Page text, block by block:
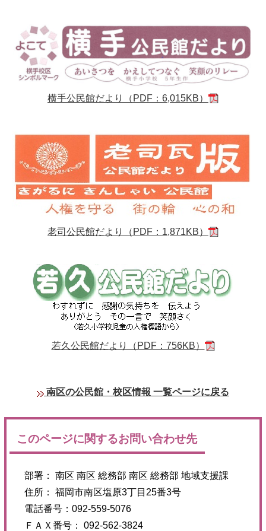
横手公民館だより（PDF：6,015KB）
老司公民館だより（PDF：1,871KB）
若久公民館だより（PDF：756KB）
南区の公民館・校区情報 一覧ページに戻る
このページに関するお問い合わせ先
部署： 南区 南区 総務部 南区 総務部 地域支援課
住所： 福岡市南区塩原3丁目25番3号
電話番号：092-559-5076
ＦＡＸ番号： 092-562-3824